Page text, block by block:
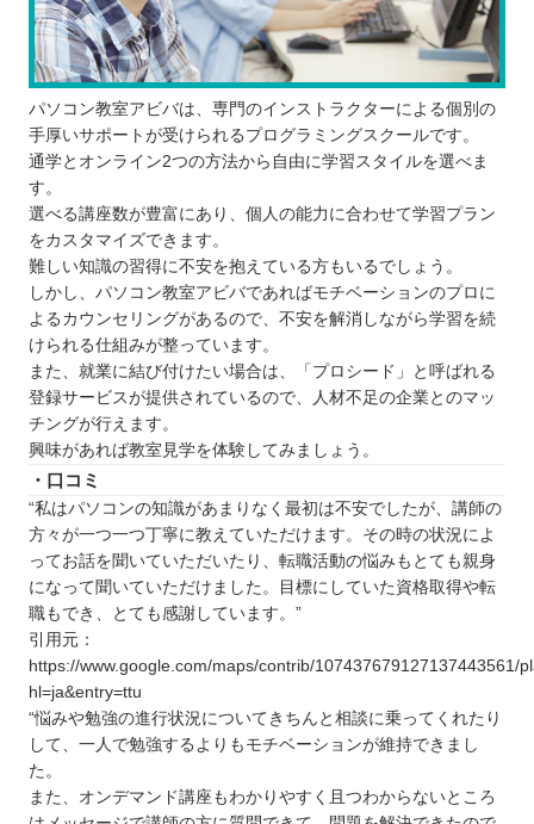
パソコン教室アビバは、専門のインストラクターによる個別の
手厚いサポートが受けられるプログラミングスクールです。
通学とオンライン2つの方法から自由に学習スタイルを選べま
す。
選べる講座数が豊富にあり、個人の能力に合わせて学習プラン
をカスタマイズできます。
難しい知識の習得に不安を抱えている方もいるでしょう。
しかし、パソコン教室アビバであればモチベーションのプロに
よるカウンセリングがあるので、不安を解消しながら学習を続
けられる仕組みが整っています。
また、就業に結び付けたい場合は、「プロシード」と呼ばれる
登録サービスが提供されているので、人材不足の企業とのマッ
チングが行えます。
興味があれば教室見学を体験してみましょう。
・口コミ
“私はパソコンの知識があまりなく最初は不安でしたが、講師の
方々が一つ一つ丁寧に教えていただけます。その時の状況によ
ってお話を聞いていただいたり、転職活動の悩みもとても親身
になって聞いていただけました。目標にしていた資格取得や転
職もでき、とても感謝しています。”
引用元：
https://www.google.com/maps/contrib/
hl=ja&entry=ttu
“悩みや勉強の進行状況についてきちんと相談に乗ってくれたり
して、一人で勉強するよりもモチベーションが維持できまし
た。
また、オンデマンド講座もわかりやすく且つわからないところ